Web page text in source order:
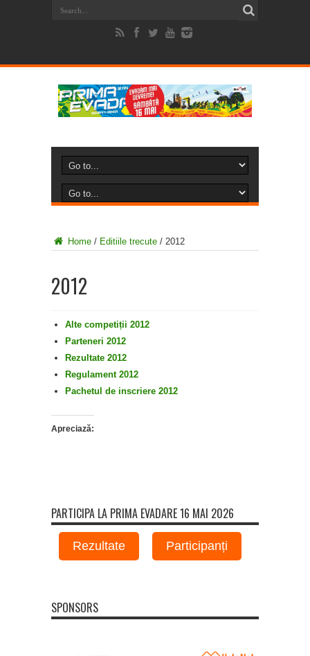
Home / Editiile trecute / 2012
2012
Alte competiții 2012
Parteneri 2012
Rezultate 2012
Regulament 2012
Pachetul de inscriere 2012
Apreciază:
PARTICIPA LA PRIMA EVADARE 16 MAI 2026
Rezultate Participanți
SPONSORS